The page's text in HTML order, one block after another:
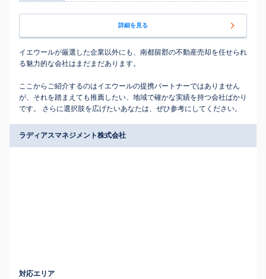
詳細を見る
イエウールが厳選した企業以外にも、南都留郡の不動産売却を任せられ
る魅力的な会社はまだまだあります。
ここからご紹介するのはイエウールの提携パートナーではありません
が、それを踏まえても推薦したい、地域で確かな実績を持つ会社ばかり
です。 さらに選択肢を広げたいあなたは、ぜひ参考にしてください。
ラディアスマネジメント株式会社
対応エリア